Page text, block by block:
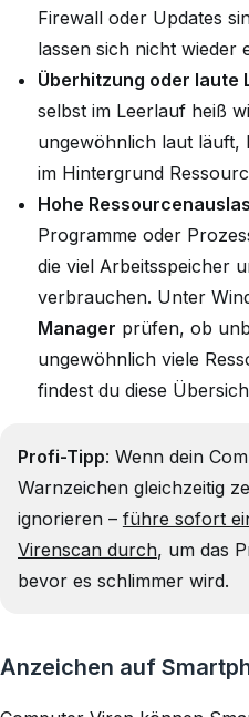
Firewall oder Updates
lassen sich nicht wieder
Überhitzung oder laute
selbst im Leerlauf heiß
ungewöhnlich laut läuft,
im Hintergrund
Hohe
Programme oder
die viel Arbeitsspeicher
verbrauchen. Unter
Manager prüfen, ob
ungewöhnlich viele
findest du diese
Profi-Tipp: Wenn dein
Warnzeichen gleichzeitig
ignorieren – führe sofort
Virenscan durch, um das
bevor es schlimmer wird.
Anzeichen auf